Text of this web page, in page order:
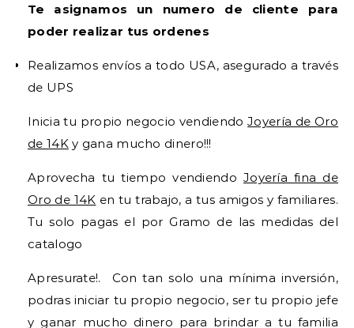
Te asignamos un numero de cliente para
poder realizar tus ordenes
Realizamos envíos a todo USA, asegurado a través
de UPS
Inicia tu propio negocio vendiendoJoyería de Oro
de 14Ky gana mucho dinero!!!
Aprovecha tu tiempo vendiendo Joyería fina de
Oro de 14K en tu trabajo, a tus amigos y familiares.
Tu solo pagas el por Gramo de las medidas del
catalogo
​Apresurate!. ​ Con tan solo una mínima inversión,
podras iniciar tu propio negocio, ser tu propio jefe
y ganar mucho dinero para brindar a tu familia